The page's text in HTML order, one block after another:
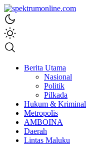
spektrumonline.com
Berita Utama
Nasional
Politik
Pilkada
Hukum & Kriminal
Metropolis
AMBOINA
Daerah
Lintas Maluku